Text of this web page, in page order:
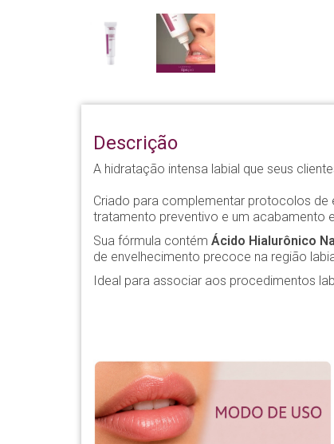
Descrição
A hidratação intensa labial que seus
Criado para complementar protocolos de
tratamento preventivo e um acabamento
Sua fórmula contém Ácido Hialurônico
de envelhecimento precoce na região
Ideal para associar aos procedimentos